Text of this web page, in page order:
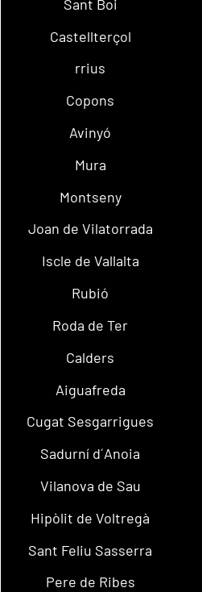
Sant Boi
Castellterçol
rrius
Copons
Avinyó
Mura
Montseny
Joan de Vilatorrada
Iscle de Vallalta
Rubió
Roda de Ter
Calders
Aiguafreda
Cugat Sesgarrigues
Sadurní d´Anoia
Vilanova de Sau
Hipòlit de Voltregà
Sant Feliu Sasserra
Pere de Ribes